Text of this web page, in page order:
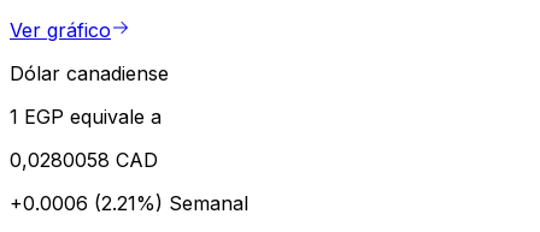
Ver gráfico
Dólar canadiense
1 EGP equivale a
0,0280058 CAD
+0.0006 (2.21%) Semanal